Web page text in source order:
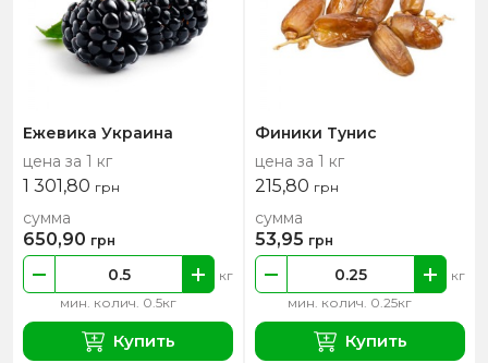
Ежевика Украина
цена за 1 кг
1 301,80 грн
мин. колич. 0.5кг
кг
сумма
650,90 грн
Купить
Финики Тунис
цена за 1 кг
215,80 грн
мин. колич. 0.25кг
кг
сумма
53,95 грн
Купить